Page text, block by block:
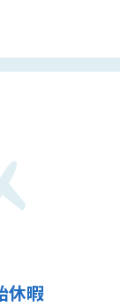
休暇